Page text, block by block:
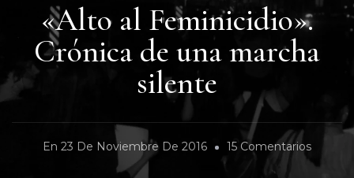
«Alto al Feminicidio».
Crónica de una marcha
silente
En 23 De Noviembre De 2016 15 ComentariosEn
«Alto